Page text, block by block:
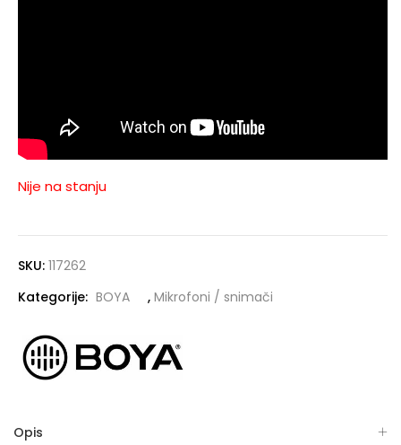
Nije na stanju
SKU: 117262
Kategorije: BOYA , Mikrofoni / snimači
Opis